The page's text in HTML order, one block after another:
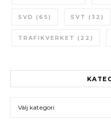
SVD (65) SVT (32)
TRAFIKVERKET (22)